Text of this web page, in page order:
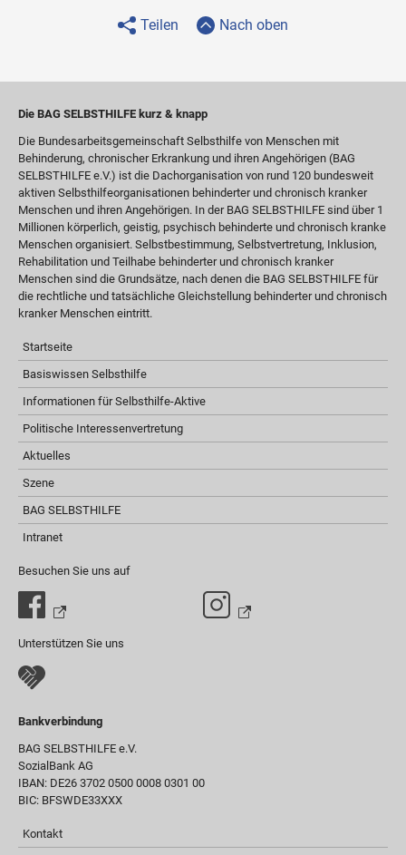
Teilen Nach oben
Die BAG SELBSTHILFE kurz & knapp
Die Bundesarbeitsgemeinschaft Selbsthilfe von Menschen mit
Behinderung, chronischer Erkrankung und ihren Angehörigen (BAG
SELBSTHILFE e.V.) ist die Dachorganisation von rund 120 bundesweit
aktiven Selbsthilfeorganisationen behinderter und chronisch kranker
Menschen und ihren Angehörigen. In der BAG SELBSTHILFE sind über 1
Millionen körperlich, geistig, psychisch behinderte und chronisch kranke
Menschen organisiert. Selbstbestimmung, Selbstvertretung, Inklusion,
Rehabilitation und Teilhabe behinderter und chronisch kranker
Menschen sind die Grundsätze, nach denen die BAG SELBSTHILFE für
die rechtliche und tatsächliche Gleichstellung behinderter und chronisch
kranker Menschen eintritt.
Startseite
Basiswissen Selbsthilfe
Informationen für Selbsthilfe-Aktive
Politische Interessenvertretung
Aktuelles
Szene
BAG SELBSTHILFE
Intranet
Besuchen Sie uns auf
Unterstützen Sie uns
Bankverbindung
BAG SELBSTHILFE e.V.
SozialBank AG
IBAN: DE26 3702 0500 0008 0301 00
BIC: BFSWDE33XXX
Kontakt